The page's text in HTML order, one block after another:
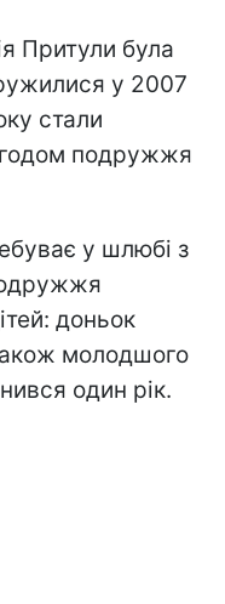
Притули була
у 2007
стали
подружжя
у шлюбі з
доньок
молодшого
один рік.